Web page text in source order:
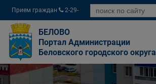
Прием граждан
2-29-
04
БЕЛОВО
Портал Администрации
Беловского городского округа